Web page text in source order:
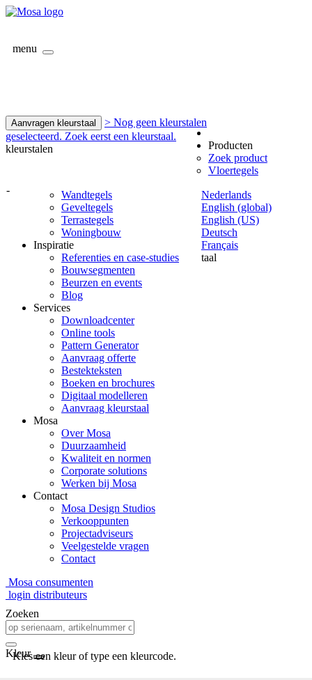
menu
Aanvragen kleurstaal
> Nog geen kleurstalen
geselecteerd. Zoek eerst een kleurstaal.
kleurstalen
-
Nederlands
English (global)
English (US)
Deutsch
Français
taal
Producten
Zoek product
Vloertegels
Wandtegels
Geveltegels
Terrastegels
Woningbouw
Inspiratie
Referenties en case-studies
Bouwsegmenten
Beurzen en events
Blog
Services
Downloadcenter
Online tools
Pattern Generator
Aanvraag offerte
Bestekteksten
Boeken en brochures
Digitaal modelleren
Aanvraag kleurstaal
Mosa
Over Mosa
Duurzaamheid
Kwaliteit en normen
Corporate solutions
Werken bij Mosa
Contact
Mosa Design Studios
Verkooppunten
Projectadviseurs
Veelgestelde vragen
Contact
Mosa consumenten
login distributeurs
Zoeken
Kleur
Kies een kleur of type een kleurcode.